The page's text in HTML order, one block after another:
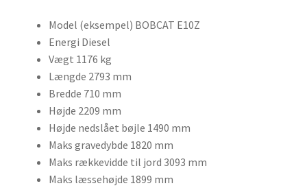
Lejebetingelser
Let’s Keep In Touch
Medlemmer
Min konto
Model (eksempel) BOBCAT E10Z
Energi Diesel
Vægt 1176 kg
Længde 2793 mm
Bredde 710 mm
Højde 2209 mm
Højde nedslået bøjle 1490 mm
Maks gravedybde 1820 mm
Maks rækkevidde til jord 3093 mm
Maks læssehøjde 1899 mm